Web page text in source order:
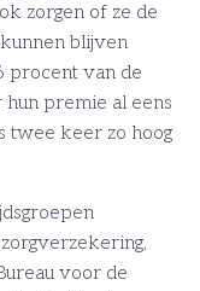
zorgen of ze de
blijven
procent van de
premie al eens
twee keer zo hoog
voor de